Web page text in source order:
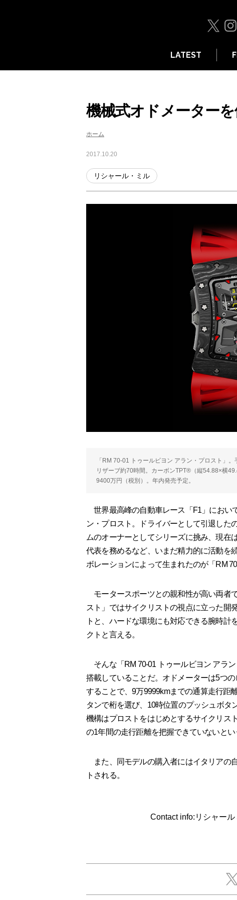
LATEST
機械式オドメーター
ホーム
2017.10.20
リシャール・ミル
「RM 70-01 トゥールビヨン アラン・プロスト」
リザーブ約70時間。カーボンTPT®（縦54.88×横
9400万円（税別）。年内発売予定。
世界最高峰の自動車レース「F1」におい
ン・プロスト。ドライバーとして引退した
ムのオーナーとしてシリーズに挑み、現在
代表を務めるなど、いまだ精力的に活動を
ボレーションによって生まれたのが「RM
モータースポーツとの親和性が高い両者
スト」ではサイクリストの視点に立った開
トと、ハードな環境にも対応できる腕時
クトと言える。
そんな「RM 70-01 トゥールビヨン アラ
搭載していることだ。オドメーターは5つ
することで、9万9999kmまでの通算走行距
タンで桁を選び、10時位置のプッシュボタ
機構はプロストをはじめとするサイクリス
の1年間の走行距離を把握できていないとい
また、同モデルの購入者にはイタリアの
トされる。
Contact info:リシャー